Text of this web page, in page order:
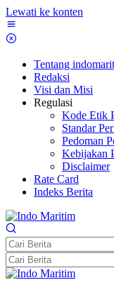
Lewati ke konten
Tentang
Redaksi
Visi dan Misi
Regulasi
Kode Etik
Standar
Pedoman
Kebijakan
Disclaimer
Rate Card
Indeks Berita